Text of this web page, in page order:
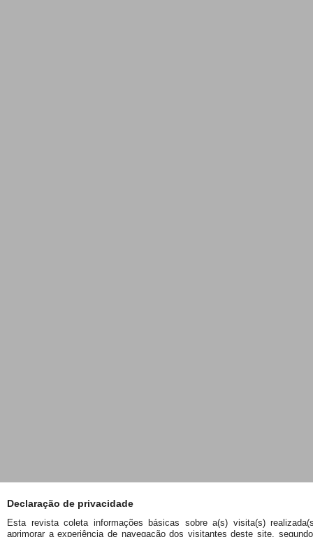
Declaração de privacidade
Esta revista coleta informações básicas sobre a(s) visita(s)
aprimorar a experiência de navegação dos visitantes deste site,